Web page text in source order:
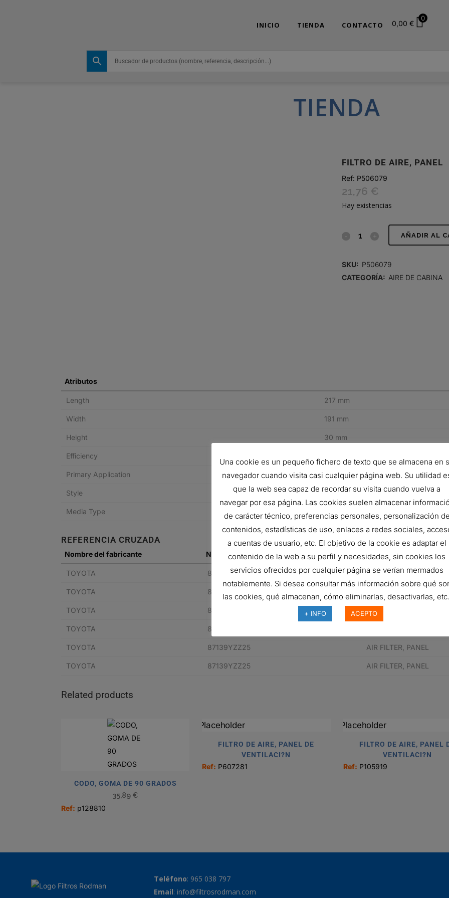
INICIO TIENDA CONTACTO 0,00 €
0
TIENDA
FILTRO DE AIRE, PANEL
Ref: P506079
21,76 €
Hay existencias
FILTRO AÑADIR AL
SKU: P506079
CATEGORÍA: AIRE DE CABINA
Atributos
Length 217 mm
Width 191 mm
Height 30 mm
Efficiency
Primary Application TOYOTA 8713952020
Style Panel
Media Type Carbon
REFERENCIA CRUZADA
Nombre del fabricante N° de pieza del fabricante Descripción
TOYOTA 8713952020 AIR FILTER, PANEL
TOYOTA 8713907010
TOYOTA 8713907010 AIR FILTER, PANEL
TOYOTA 8713952020 AIR FILTER, PANEL
TOYOTA 87139YZZ25 AIR FILTER, PANEL
TOYOTA 87139YZZ25 AIR FILTER, PANEL
Related products
CODO, GOMA DE 90 GRADOS
35,89 €
Ref: p128810
FILTRO DE AIRE, PANEL DE
VENTILACI?N
Ref: P607281
FILTRO DE AIRE, PANEL
VENTILACI?N
Ref: P105919
Teléfono: 965 038 797
Email: info@filtrosrodman.com
Una cookie es un pequeño fichero de texto que se almacena en
navegador cuando visita casi cualquier página web. Su utilidad
que la web sea capaz de recordar su visita cuando vuelva a
navegar por esa página. Las cookies suelen almacenar
de carácter técnico, preferencias personales, personalización de
contenidos, estadísticas de uso, enlaces a redes sociales,
a cuentas de usuario, etc. El objetivo de la cookie es adaptar el
contenido de la web a su perfil y necesidades, sin cookies los
servicios ofrecidos por cualquier página se verían mermados
notablemente. Si desea consultar más información sobre qué
las cookies, qué almacenan, cómo eliminarlas, desactivarlas,
+ INFO ACEPTO